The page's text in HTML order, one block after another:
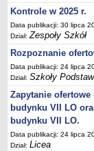
OCHRONA DANYCH
Kontrole w 2025 r.
Data publikacji: 30 lipca
Dział:Zespoły Szkół
Rozpoznanie
Data publikacji: 24 lipca
Dział:Szkoły
Zapytanie
budynku VII LO
budynku VII LO.
Data publikacji: 24 lipca
Dział:Licea